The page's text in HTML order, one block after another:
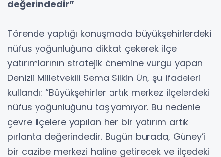
değerindedir”
Törende yaptığı konuşmada büyükşehirlerdeki
nüfus yoğunluğuna dikkat çekerek ilçe
yatırımlarının stratejik önemine vurgu yapan
Denizli Milletvekili Sema Silkin Ün, şu ifadeleri
kullandı: “Büyükşehirler artık merkez ilçelerdeki
nüfus yoğunluğunu taşıyamıyor. Bu nedenle
çevre ilçelere yapılan her bir yatırım artık
pırlanta değerindedir. Bugün burada, Güney’i
bir cazibe merkezi haline getirecek ve ilçedeki